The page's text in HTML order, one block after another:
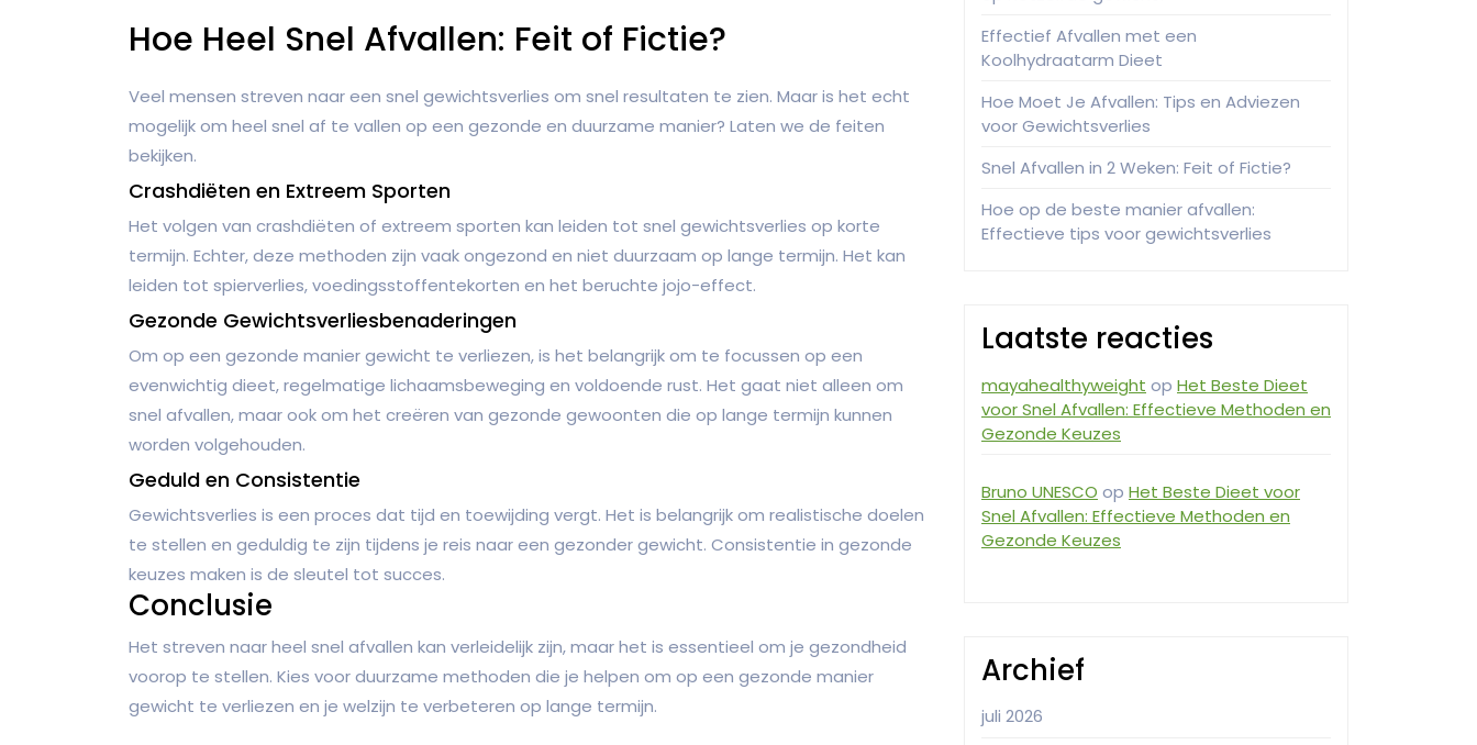
Hoe Heel Snel Afvallen: Feit of Fictie?
Veel mensen streven naar een snel gewichtsverlies om snel resultaten te zien. Maar is het echt
mogelijk om heel snel af te vallen op een gezonde en duurzame manier? Laten we de feiten
bekijken.
Crashdiëten en Extreem Sporten
Het volgen van crashdiëten of extreem sporten kan leiden tot snel gewichtsverlies op korte
termijn. Echter, deze methoden zijn vaak ongezond en niet duurzaam op lange termijn. Het kan
leiden tot spierverlies, voedingsstoffentekorten en het beruchte jojo-effect.
Gezonde Gewichtsverliesbenaderingen
Om op een gezonde manier gewicht te verliezen, is het belangrijk om te focussen op een
evenwichtig dieet, regelmatige lichaamsbeweging en voldoende rust. Het gaat niet alleen om
snel afvallen, maar ook om het creëren van gezonde gewoonten die op lange termijn kunnen
worden volgehouden.
Geduld en Consistentie
Gewichtsverlies is een proces dat tijd en toewijding vergt. Het is belangrijk om realistische doelen
te stellen en geduldig te zijn tijdens je reis naar een gezonder gewicht. Consistentie in gezonde
keuzes maken is de sleutel tot succes.
Conclusie
Het streven naar heel snel afvallen kan verleidelijk zijn, maar het is essentieel om je gezondheid
voorop te stellen. Kies voor duurzame methoden die je helpen om op een gezonde manier
gewicht te verliezen en je welzijn te verbeteren op lange termijn.
Effectief Afvallen met een
Koolhydraatarm Dieet
Hoe Moet Je Afvallen: Tips en Adviezen
voor Gewichtsverlies
Snel Afvallen in 2 Weken: Feit of Fictie?
Hoe op de beste manier afvallen:
Effectieve tips voor gewichtsverlies
Laatste reacties
mayahealthyweight op Het Beste Dieet
voor Snel Afvallen: Effectieve Methoden en
Gezonde Keuzes
Bruno UNESCO op Het Beste Dieet voor
Snel Afvallen: Effectieve Methoden en
Gezonde Keuzes
Archief
juli 2026